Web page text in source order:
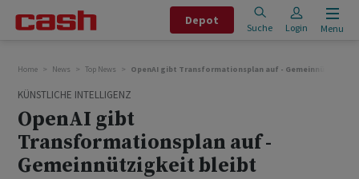
Depot
Suche Login Menu
Home News Top News OpenAI gibt Transformationsplan auf -
KÜNSTLICHE INTELLIGENZ
OpenAI gibt
Transformationsplan auf -
Gemeinnützigkeit bleibt